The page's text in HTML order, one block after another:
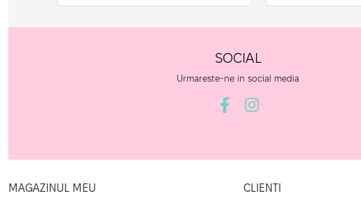
SOCIAL
Urmareste-ne in social media
MAGAZINUL MEU CLIENTI